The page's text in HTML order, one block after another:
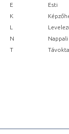
E
Esti
K
L
N
Nappali
T